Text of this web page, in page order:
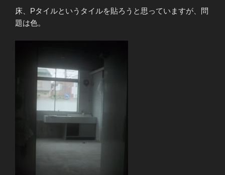
床、Pタイルというタイルを貼ろうと思っていますが、問
題は色。